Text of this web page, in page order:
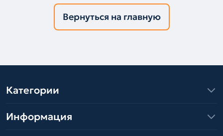
Вернуться на главную
Категории
Информация